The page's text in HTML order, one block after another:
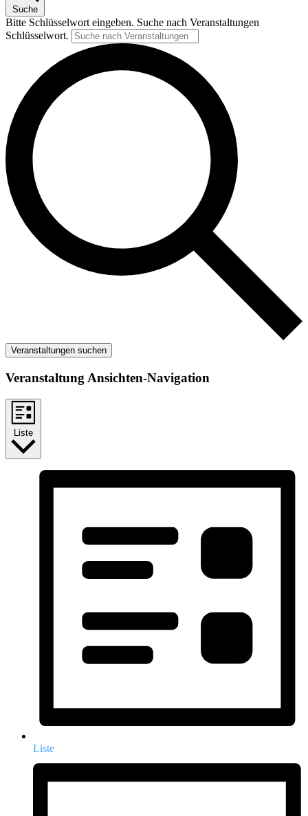
Suche
Bitte Schlüsselwort eingeben. Suche nach Veranstaltungen
Schlüsselwort.
Veranstaltungen suchen
Veranstaltung Ansichten-Navigation
Liste
Liste